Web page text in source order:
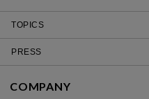
TOPICS
PRESS
COMPANY